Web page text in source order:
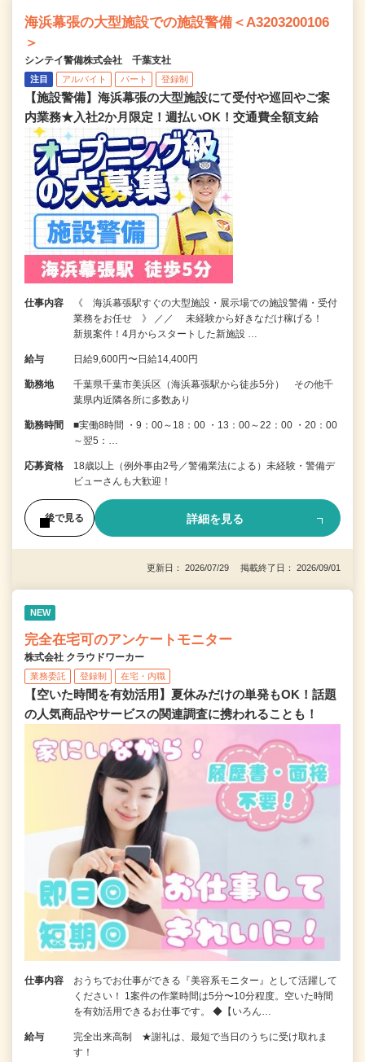
海浜幕張の大型施設での施設警備＜A3203200106
＞
シンテイ警備株式会社 千葉支社
注目 アルバイト パート 登録制
【施設警備】海浜幕張の大型施設にて受付や巡回やご案
内業務★入社2か月限定！週払いOK！交通費全額支給
仕事内容
《 海浜幕張駅すぐの大型施設・展示場での施設警備・受付
業務をお任せ 》 ／／ 未経験から好きなだけ稼げる！
新規案件！4月からスタートした新施設 …
給与 日給9,600円〜日給14,400円
勤務地
千葉県千葉市美浜区（海浜幕張駅から徒歩5分） その他千
葉県内近隣各所に多数あり
勤務時間
■実働8時間 ・9：00～18：00 ・13：00～22：00 ・20：00
～翌5：…
応募資格
18歳以上（例外事由2号／警備業法による）未経験・警備デ
ビューさんも大歓迎！
後で見る 詳細を見る
更新日： 2026/07/29 掲載終了日： 2026/09/01
NEW
完全在宅可のアンケートモニター
株式会社 クラウドワーカー
業務委託 登録制 在宅・内職
【空いた時間を有効活用】夏休みだけの単発もOK！話題
の人気商品やサービスの関連調査に携われることも！
仕事内容
おうちでお仕事ができる『美容系モニター』として活躍して
ください！ 1案件の作業時間は5分〜10分程度。空いた時間
を有効活用できるお仕事です。 ◆【いろん…
給与
完全出来高制 ★謝礼は、最短で当日のうちに受け取れま
す！